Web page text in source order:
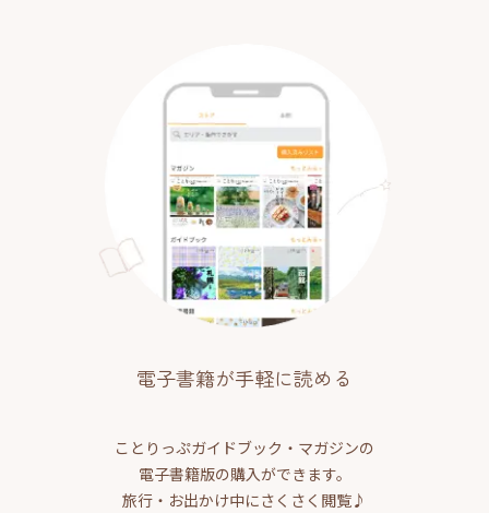
電子書籍が手軽に読める
ことりっぷガイドブック・マガジンの
電子書籍版の購入ができます。
旅行・お出かけ中にさくさく閲覧♪